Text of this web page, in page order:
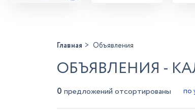
Главная Объявления
ОБЪЯВЛЕНИЯ -
0 предложений отсортированы